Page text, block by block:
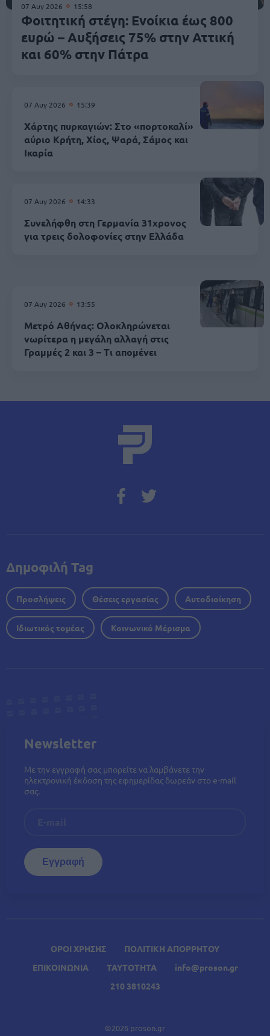
07 Αυγ 2026 15:58
Φοιτητική στέγη: Ενοίκια έως 800
ευρώ – Αυξήσεις 75% στην Αττική
και 60% στην Πάτρα
07 Αυγ 2026 15:39
Χάρτης πυρκαγιών: Στο «πορτοκαλί»
αύριο Κρήτη, Χίος, Ψαρά, Σάμος και
Ικαρία
07 Αυγ 2026 14:33
Συνελήφθη στη Γερμανία 31χρονος
για τρεις δολοφονίες στην Ελλάδα
07 Αυγ 2026 13:55
Μετρό Αθήνας: Ολοκληρώνεται
νωρίτερα η μεγάλη αλλαγή στις
Γραμμές 2 και 3 – Τι απομένει
ΟΡΟΙ ΧΡΗΣΗΣ
ΠΟΛΙΤΙΚΗ ΑΠΟΡΡΗΤΟΥ
ΕΠΙΚΟΙΝΩΝΙΑ
ΤΑΥΤΟΤΗΤΑ
info@proson.gr
210 3810243
©2026 proson.gr
Δημοφιλή Tag
Προσλήψεις Θέσεις εργασίας Αυτοδιοίκηση
Ιδιωτικός τομέας Κοινωνικό Μέρισμα
Newsletter
Με την εγγραφή σας μπορείτε να λαμβάνετε την
ηλεκτρονική έκδοση της εφημερίδας δωρεάν στο e-mail
σας.